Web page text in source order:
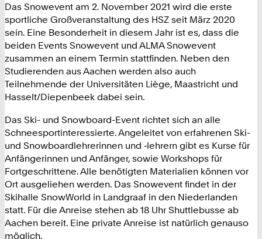
Das Snowevent am 2. November 2021 wird die erste
sportliche Großveranstaltung des HSZ seit März 2020
sein. Eine Besonderheit in diesem Jahr ist es, dass die
beiden Events Snowevent und ALMA Snowevent
zusammen an einem Termin stattfinden. Neben den
Studierenden aus Aachen werden also auch
Teilnehmende der Universitäten Liège, Maastricht und
Hasselt/Diepenbeek dabei sein.
Das Ski- und Snowboard-Event richtet sich an alle
Schneesportinteressierte. Angeleitet von erfahrenen Ski-
und Snowboardlehrerinnen und ‑lehrern gibt es Kurse für
Anfängerinnen und Anfänger, sowie Workshops für
Fortgeschrittene. Alle benötigten Materialien können vor
Ort ausgeliehen werden. Das Snowevent findet in der
Skihalle SnowWorld in Landgraaf in den Niederlanden
statt. Für die Anreise stehen ab 18 Uhr Shuttlebusse ab
Aachen bereit. Eine private Anreise ist natürlich genauso
möglich.